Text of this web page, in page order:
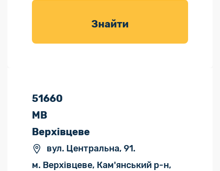
товарів для
Знайти
51660
МВ
Верхівцеве
вул. Центральна, 91.
м. Верхівцеве, Кам'янський р-н,